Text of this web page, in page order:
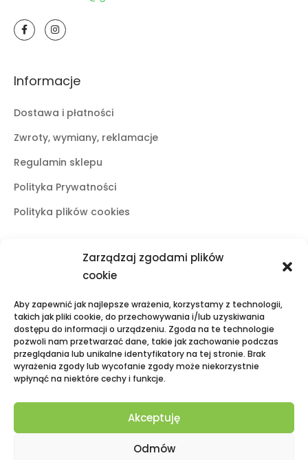
Zarządzaj zgodami plików
cookie
Aby zapewnić jak najlepsze wrażenia, korzystamy z technologii,
takich jak pliki cookie, do przechowywania i/lub uzyskiwania
dostępu do informacji o urządzeniu. Zgoda na te technologie
pozwoli nam przetwarzać dane, takie jak zachowanie podczas
przeglądania lub unikalne identyfikatory na tej stronie. Brak
wyrażenia zgody lub wycofanie zgody może niekorzystnie
wpłynąć na niektóre cechy i funkcje.
Akceptuję
Odmów
Informacje
Dostawa i płatności
Zwroty, wymiany, reklamacje
Regulamin sklepu
Polityka Prywatności
Polityka plików cookies
Butiki stacjonarne
ul. Świętoduska 10
mail:fama.lublin@op.pl
tel:+48 601 525 423
Puławy
fama.pulawy@op.pl
tel:+48 695 938 095